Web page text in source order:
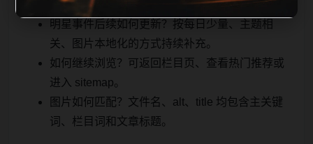
明星事件后续如何更新？按每日少量、主题相
关、图片本地化的方式持续补充。
如何继续浏览？可返回栏目页、查看热门推荐或
进入 sitemap。
图片如何匹配？文件名、alt、title 均包含主关键
词、栏目词和文章标题。